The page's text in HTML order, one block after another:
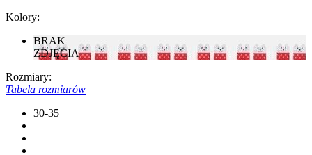
Kolory:
BRAK
ZDJĘCIA
Rozmiary:
Tabela rozmiarów
30-35